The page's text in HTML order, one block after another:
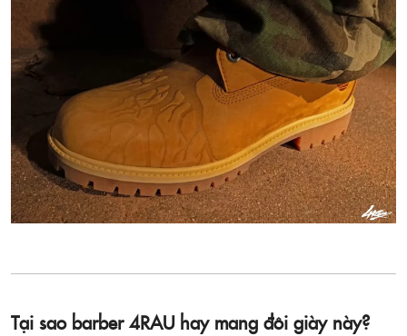
Tại sao barber 4RAU hay mang đôi giày này?